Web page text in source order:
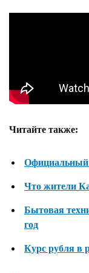
Читайте также:
Официальный
Что жители
Бытовая
год
Курс рубля в